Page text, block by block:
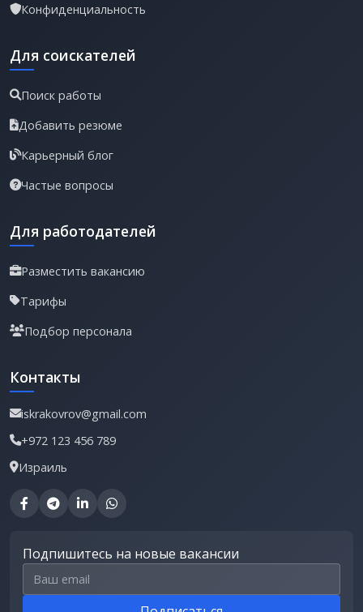
Конфиденциальность
Для соискателей
Поиск работы
Добавить резюме
Карьерный блог
Частые вопросы
Для работодателей
Разместить вакансию
Тарифы
Подбор персонала
Контакты
iskrakovrov@gmail.com
+972 123 456 789
Израиль
Подпишитесь на новые вакансии
Email для подписки